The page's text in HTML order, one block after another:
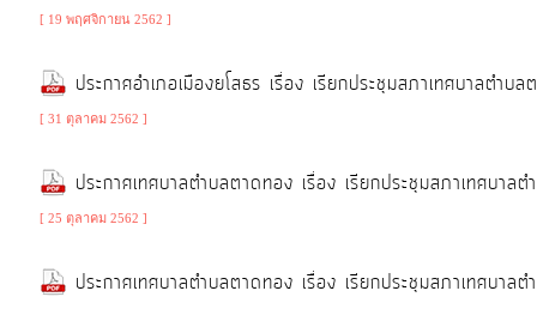
[ 19 พฤศจิกายน 2562 ]
ประกาศอำเภอเมืองยโสธร เรื่อง เรียกประชุมสภาเทศบา
[ 31 ตุลาคม 2562 ]
ประกาศเทศบาลตำบลตาดทอง เรื่อง เรียกประชุมสภาเทศ
[ 25 ตุลาคม 2562 ]
ประกาศเทศบาลตำบลตาดทอง เรื่อง เรียกประชุมสภาเทศ